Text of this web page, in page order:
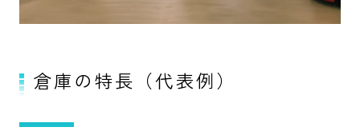
倉庫の特長（代表例）